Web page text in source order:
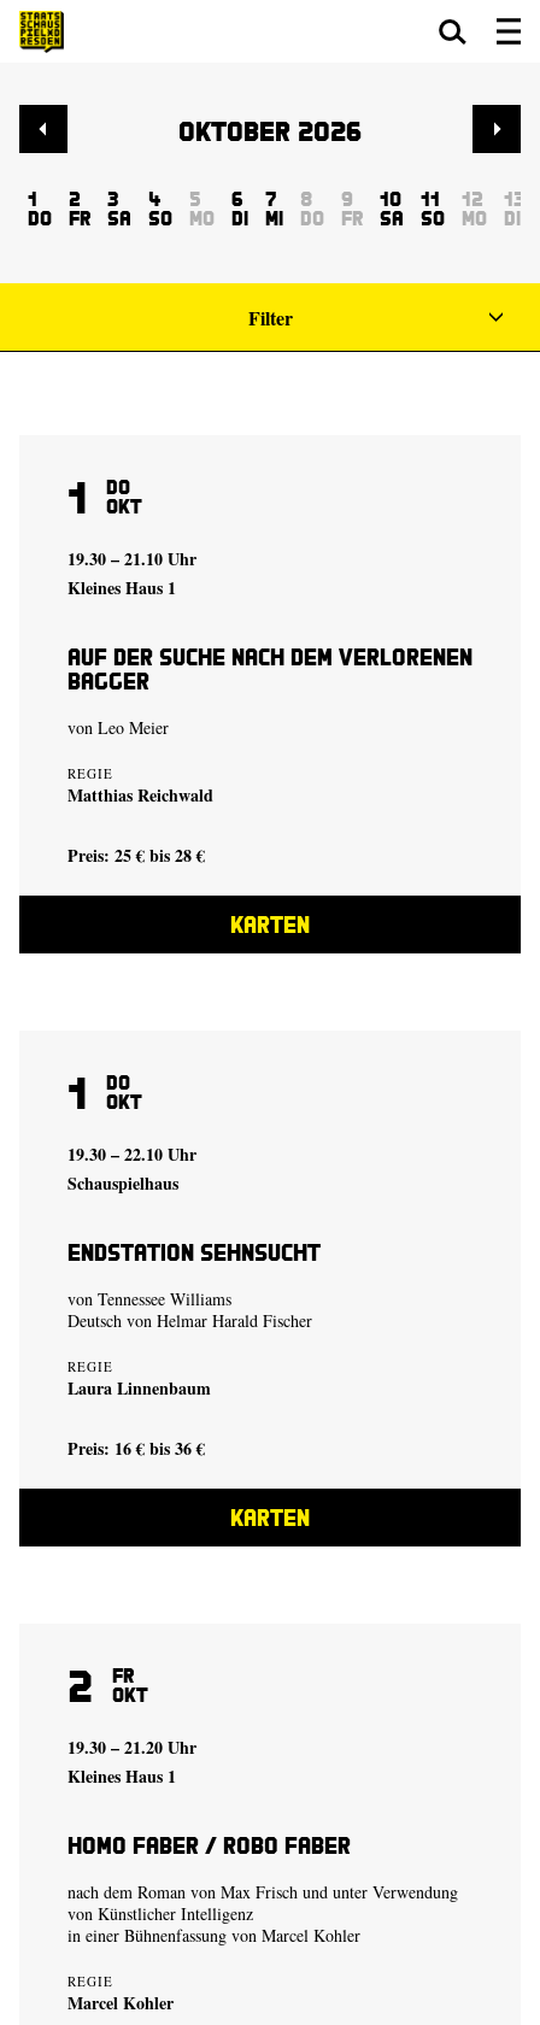
Oktober 2026
1
Do
2
Fr
3
Sa
4
So
5
Mo
6
Di
7
Mi
8
Do
9
Fr
10
Sa
11
So
12
Mo
13
Di
Filter
1 Do
Okt
19.30 – 21.10 Uhr
Kleines Haus 1
auf der suche nach dem verlorenen
bagger
von Leo Meier
REGIE
Matthias Reichwald
Preis: 25 € bis 28 €
KARTEN
1 Do
Okt
19.30 – 22.10 Uhr
Schauspielhaus
Endstation Sehnsucht
von Tennessee Williams
Deutsch von Helmar Harald Fischer
REGIE
Laura Linnenbaum
Preis: 16 € bis 36 €
KARTEN
2 Fr
Okt
19.30 – 21.20 Uhr
Kleines Haus 1
Homo Faber / Robo Faber
nach dem Roman von Max Frisch und unter Verwendung
von Künstlicher Intelligenz
in einer Bühnenfassung von Marcel Kohler
REGIE
Marcel Kohler